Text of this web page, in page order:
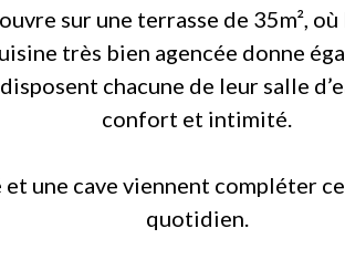
sur une terrasse de 35m²,
très bien agencée donne
chacune de leur salle
confort et intimité.
et une cave viennent compléter
quotidien.